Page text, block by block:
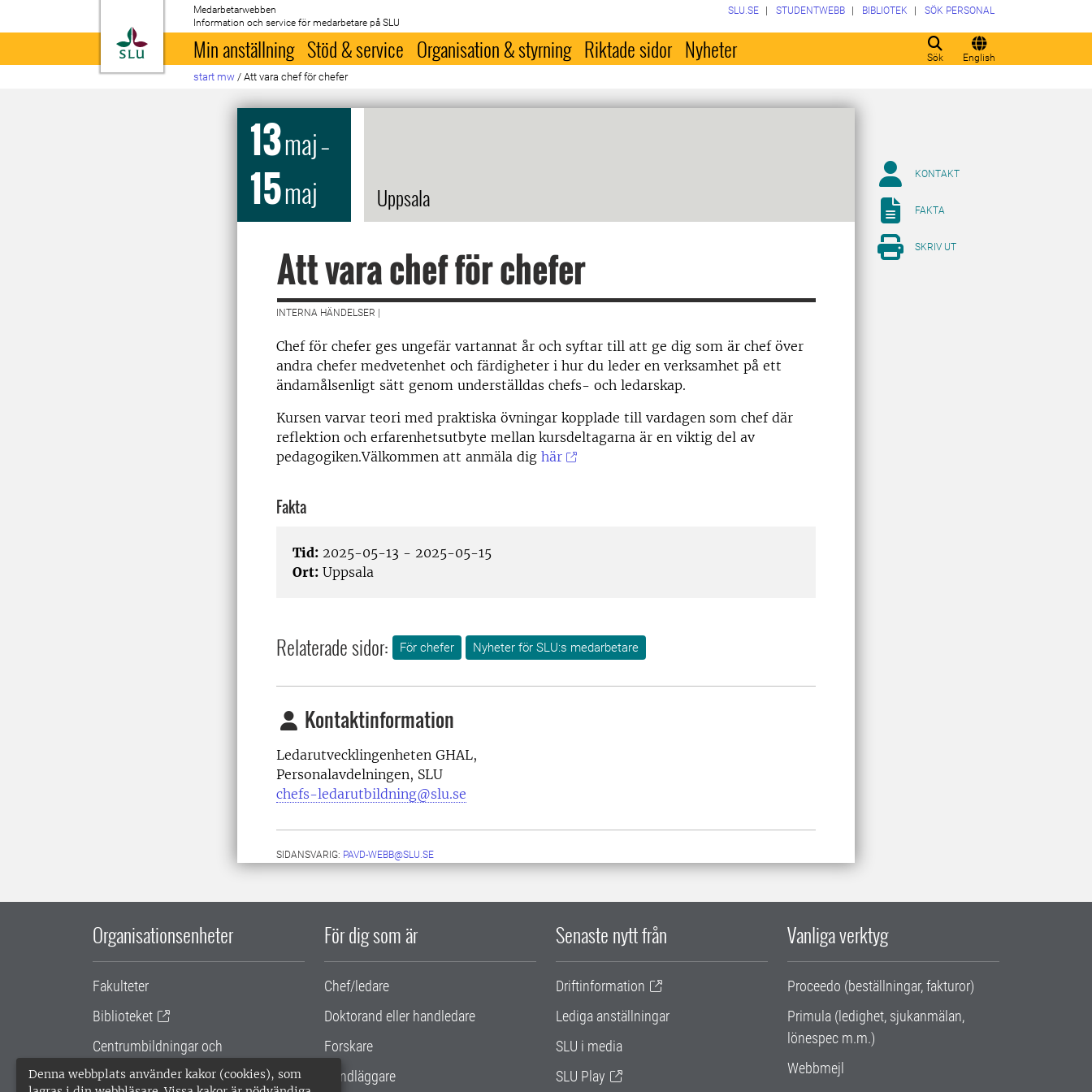
Denna webbplats använder kakor (cookies), som
Till startsida
Medarbetarwebben
Information och service för medarbetare på SLU
Sök English
SLU.SE STUDENTWEBB BIBLIOTEK SÖK PERSONAL
Min anställning Stöd & service Organisation & styrning Riktade sidor Nyheter
start mw / Att vara chef för chefer
13maj–
15maj Uppsala
Att vara chef för chefer
INTERNA HÄNDELSER |
Chef för chefer ges ungefär vartannat år och syftar till att ge dig som är chef över
andra chefer medvetenhet och färdigheter i hur du leder en verksamhet på ett
ändamålsenligt sätt genom underställdas chefs- och ledarskap.
Kursen varvar teori med praktiska övningar kopplade till vardagen som chef där
reflektion och erfarenhetsutbyte mellan kursdeltagarna är en viktig del av
pedagogiken.Välkommen att anmäla dig här
Fakta
Tid: 2025-05-13 - 2025-05-15
Ort: Uppsala
Relaterade sidor: För chefer Nyheter för SLU:s medarbetare
Kontaktinformation
Ledarutvecklingenheten GHAL,
Personalavdelningen, SLU
chefs-ledarutbildning@slu.se
SIDANSVARIG: PAVD-WEBB@SLU.SE
KONTAKT
FAKTA
SKRIV UT
Organisationsenheter
Fakulteter
Biblioteket
Centrumbildningar och
samarbetsprojekt
För dig som är
Chef/ledare
Doktorand eller handledare
Forskare
Handläggare
Senaste nytt från
Driftinformation
Lediga anställningar
SLU i media
SLU Play
Vanliga verktyg
Proceedo (beställningar, fakturor)
Primula (ledighet, sjukanmälan,
lönespec m.m.)
Webbmejl